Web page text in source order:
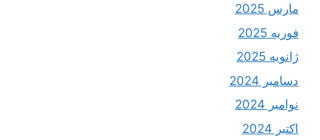
مارس 2025
فوریه 2025
ژانویه 2025
دسامبر 2024
نوامبر 2024
اکتبر 2024